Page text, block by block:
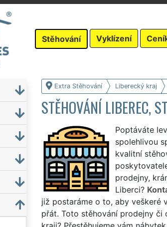
Stěhování Vyklízení
Extra Stěhování Liberecký kraj
STĚHOVÁNÍ LIBEREC,
Poptáváte
spolehlivou
kvalitní
prodejny,
Liberci?
již postaráme o to, aby veškeré
přát. Toto stěhování prodejny či